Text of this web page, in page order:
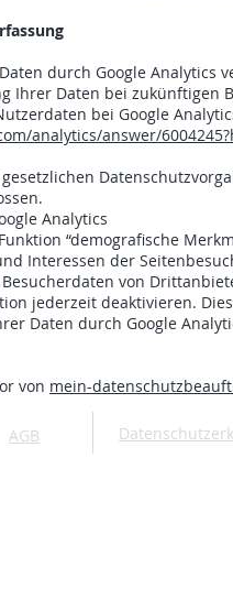
durch Google
Ihrer Daten bei
bei Google
analytics/answer/
Analytics
“demografische
Interessen der
von
jederzeit deaktivieren.
Daten durch Google
von mein-
AGB